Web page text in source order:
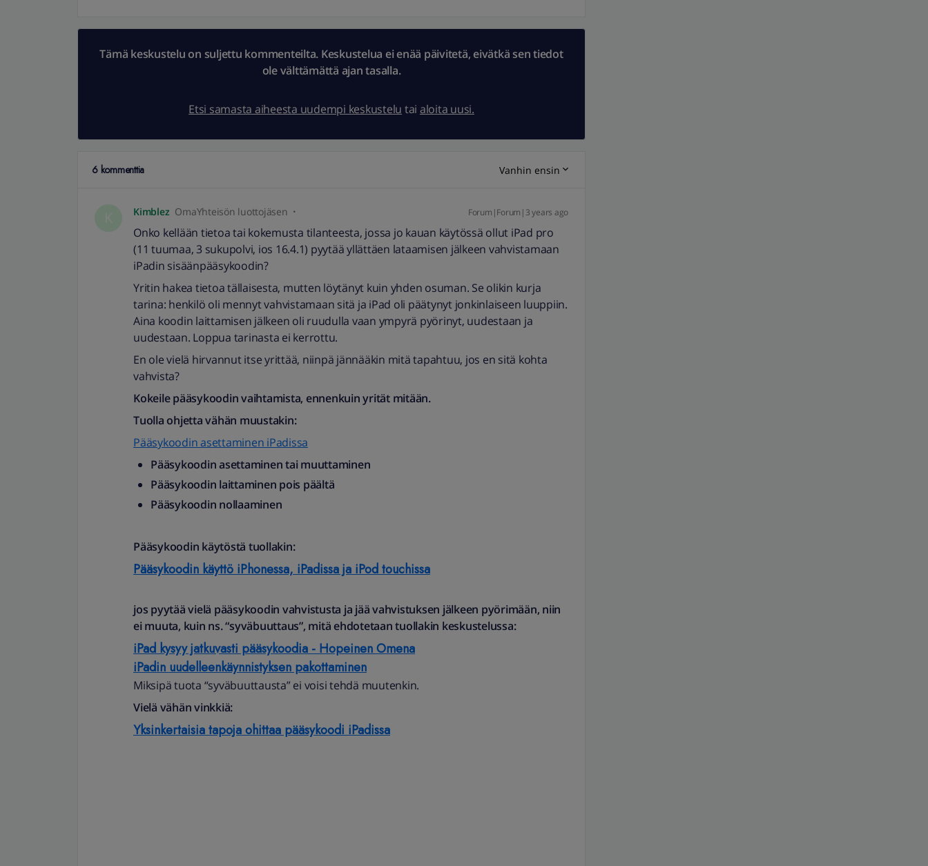
Tämä keskustelu on suljettu kommenteilta. Keskustelua ei enää päivitetä, eivätkä sen tiedot
ole välttämättä ajan tasalla.
Etsi samasta aiheesta uudempi keskustelu tai aloita uusi.
6 kommenttia Vanhin ensin
Kimblez OmaYhteisön luottojäsen Forum|Forum|3 years ago
Onko kellään tietoa tai kokemusta tilanteesta, jossa jo kauan käytössä ollut iPad pro
(11 tuumaa, 3 sukupolvi, ios 16.4.1) pyytää yllättäen lataamisen jälkeen vahvistamaan
iPadin sisäänpääsykoodin?
Yritin hakea tietoa tällaisesta, mutten löytänyt kuin yhden osuman. Se olikin kurja
tarina: henkilö oli mennyt vahvistamaan sitä ja iPad oli päätynyt jonkinlaiseen luuppiin.
Aina koodin laittamisen jälkeen oli ruudulla vaan ympyrä pyörinyt, uudestaan ja
uudestaan. Loppua tarinasta ei kerrottu.
En ole vielä hirvannut itse yrittää, niinpä jännääkin mitä tapahtuu, jos en sitä kohta
vahvista?
Kokeile pääsykoodin vaihtamista, ennenkuin yrität mitään.
Tuolla ohjetta vähän muustakin:
Pääsykoodin asettaminen iPadissa
Pääsykoodin asettaminen tai muuttaminen
Pääsykoodin laittaminen pois päältä
Pääsykoodin nollaaminen
Pääsykoodin käytöstä tuollakin:
Pääsykoodin käyttö iPhonessa, iPadissa ja iPod touchissa
jos pyytää vielä pääsykoodin vahvistusta ja jää vahvistuksen jälkeen pyörimään, niin
ei muuta, kuin ns. “syväbuuttaus”, mitä ehdotetaantuollakin keskustelussa:
iPad kysyy jatkuvasti pääsykoodia - Hopeinen Omena
iPadin uudelleenkäynnistyksen pakottaminen
Miksipä tuota “syväbuuttausta” ei voisi tehdä muutenkin.
Vielä vähän vinkkiä:
Yksinkertaisia ​​tapoja ohittaa pääsykoodi iPadissa